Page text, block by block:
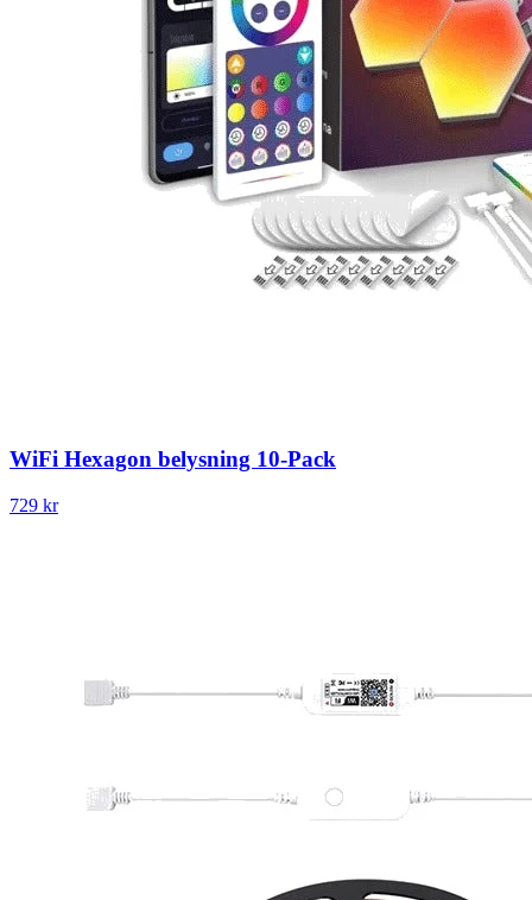
WiFi Hexagon belysning 10-Pack
729 kr